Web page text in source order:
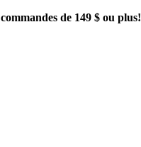
de 149 $ ou plus!